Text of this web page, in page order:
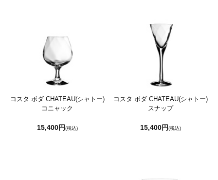
コスタ ボダ CHATEAU(シャトー)
コニャック
15,400円(税込)
コスタ ボダ CHATEAU(シャトー)
スナップ
15,400円(税込)